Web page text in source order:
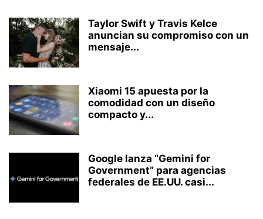
Taylor Swift y Travis Kelce
anuncian su compromiso con un
mensaje...
Xiaomi 15 apuesta por la
comodidad con un diseño
compacto y...
Google lanza “Gemini for
Government” para agencias
federales de EE.UU. casi...